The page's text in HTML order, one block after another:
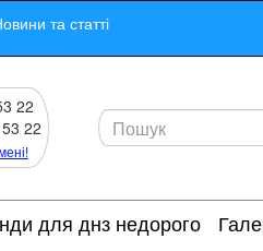
та статті
22
22
для днз недорого